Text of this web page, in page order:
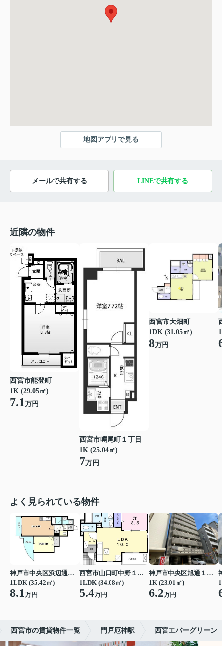
地図アプリで見る
メールで共有する LINEで共有する
近隣の物件
西宮市能登町
1K (29.05㎡)
7.1万円
西宮市鳴尾町１丁目
1K (25.04㎡)
7万円
西宮市大畑町
1DK (31.05㎡)
8万円
よく見られている物件
神戸市中央区浜辺通３丁目
1LDK (35.42㎡)
8.1万円
西宮市山口町中野１丁目
1LDK (34.08㎡)
5.4万円
神戸市中央区旭通１丁目
1K (23.01㎡)
6.2万円
西宮市の賃貸物件一覧 門戸厄神駅 西宮エバーグリーン